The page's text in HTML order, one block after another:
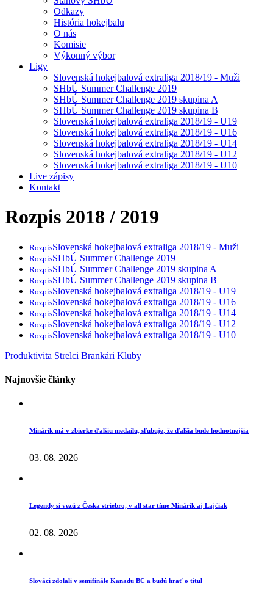
Odkazy
História hokejbalu
O nás
Komisie
Výkonný výbor
Ligy
Slovenská hokejbalová extraliga 2018/19 - Muži
SHbÚ Summer Challenge 2019
SHbÚ Summer Challenge 2019 skupina A
SHbÚ Summer Challenge 2019 skupina B
Slovenská hokejbalová extraliga 2018/19 - U19
Slovenská hokejbalová extraliga 2018/19 - U16
Slovenská hokejbalová extraliga 2018/19 - U14
Slovenská hokejbalová extraliga 2018/19 - U12
Slovenská hokejbalová extraliga 2018/19 - U10
Live zápisy
Kontakt
Rozpis 2018 / 2019
RozpisSlovenská hokejbalová extraliga 2018/19 - Muži
RozpisSHbÚ Summer Challenge 2019
RozpisSHbÚ Summer Challenge 2019 skupina A
RozpisSHbÚ Summer Challenge 2019 skupina B
RozpisSlovenská hokejbalová extraliga 2018/19 - U19
RozpisSlovenská hokejbalová extraliga 2018/19 - U16
RozpisSlovenská hokejbalová extraliga 2018/19 - U14
RozpisSlovenská hokejbalová extraliga 2018/19 - U12
RozpisSlovenská hokejbalová extraliga 2018/19 - U10
Produktivita Strelci Brankári Kluby
Najnovšie články
Minárik má v zbierke ďalšiu medailu, sľubuje, že ďalšia bude hodnotnejšia
03. 08. 2026
Legendy si vezú z Česka striebro, v all star tíme Minárik aj Lajčiak
02. 08. 2026
Slováci zdolali v semifinále Kanadu BC a budú hrať o titul